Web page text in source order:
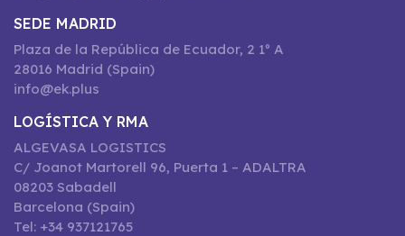
SEDE MADRID
Plaza de la República de Ecuador, 2 1º A
28016 Madrid (Spain)
info@ek.plus
LOGÍSTICA Y RMA
ALGEVASA LOGISTICS
C/ Joanot Martorell 96, Puerta 1 – ADALTRA
08203 Sabadell
Barcelona (Spain)
Tel: +34 937121765